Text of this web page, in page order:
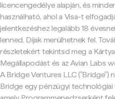
licencengedélye alapján, és
használható, ahol a Visa-t
jelentkezéshez legalább 18
lenned. Díjak merülhetnek fel.
részletekért tekintsd meg a
Megállapodást és az Avian Labs
A Bridge Ventures LLC ("Bridge")
Bridge egy pénzügyi technológiai